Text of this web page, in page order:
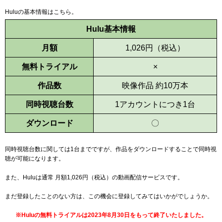
Huluの基本情報はこちら。
Hulu基本情報
月額 1,026円（税込）
無料トライアル ×
作品数 映像作品 約10万本
同時視聴台数 1アカウントにつき1台
ダウンロード 〇
同時視聴台数に関しては1台までですが、作品をダウンロードすることで同時視
聴が可能になります。
また、Huluは通常 月額1,026円（税込）の動画配信サービスです。
まだ登録したことのない方は、この機会に登録してみてはいかがでしょうか。
※Huluの無料トライアルは2023年8月30日をもって終了いたしました。